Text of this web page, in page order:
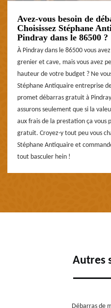
Avez-vous besoin de
Choisissez Stéphane
Pindray dans le 86500 ?
À Pindray dans le 86500 vous
grenier et cave, mais vous avez
hauteur de votre budget ? Ne
Stéphane Antiquaire entreprise
promet débarras gratuit à
assurons seulement que si la
aux frais de la prestation ça vous
gratuit. Croyez-y tout peu vous
Stéphane Antiquaire et
tout basculer hein !
Autres
Débarras de